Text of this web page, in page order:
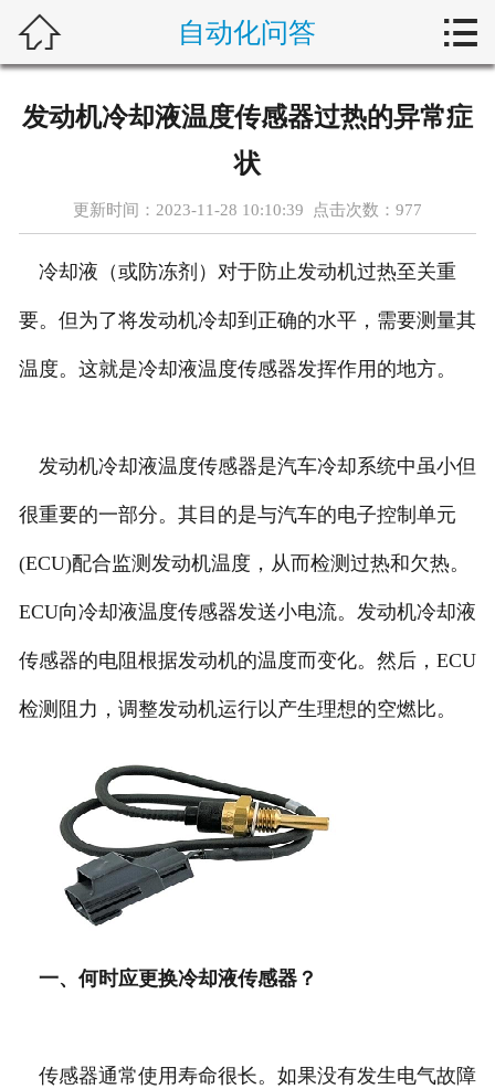
藤仓产品
合作产品
服务案例
关于我们
 自动化问答 
发动机冷却液温度传感器过热的异常症
状
更新时间：2023-11-28 10:10:39 点击次数： 977
冷却液（或防冻剂）对于防止发动机过热至关重
要。但为了将发动机冷却到正确的水平，需要测量其
温度。这就是冷却液温度传感器发挥作用的地方。
发动机冷却液温度传感器是汽车冷却系统中虽小但
很重要的一部分。其目的是与汽车的电子控制单元
(ECU)配合监测发动机温度，从而检测过热和欠热。
ECU向冷却液温度传感器发送小电流。发动机冷却液
传感器的电阻根据发动机的温度而变化。然后，ECU
检测阻力，调整发动机运行以产生理想的空燃比。
一、何时应更换冷却液传感器？
传感器通常使用寿命很长。如果没有发生电气故障